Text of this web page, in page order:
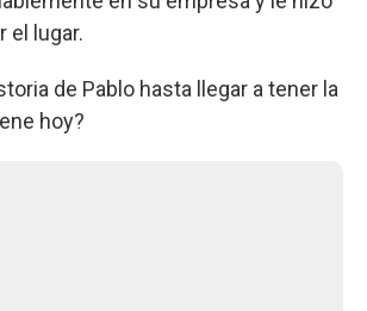
el lugar.
de Pablo hasta llegar a tener la
hoy?